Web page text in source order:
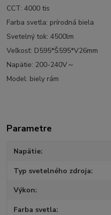
CCT:4000 tis
Farba svetla: prírodná biela
Svetelný tok: 4500lm
Veľkosť: D595*Š595*V26mm
Napätie: 200-240V～
Model: biely rám
Parametre
Napätie
Typ svetelného zdroja
Výkon
Farba svetla